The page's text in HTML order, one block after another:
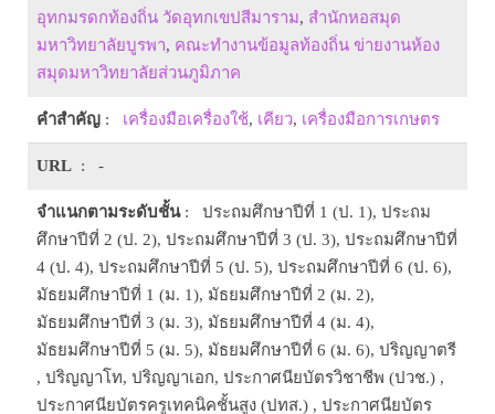
อุทกมรดกท้องถิ่น วัดอุทกเขปสีมาราม, สำนักหอสมุด
มหาวิทยาลัยบูรพา, คณะทำงานข้อมูลท้องถิ่น ข่ายงานห้อง
สมุดมหาวิทยาลัยส่วนภูมิภาค
คำสำคัญ : เครื่องมือเครื่องใช้, เคียว, เครื่องมือการเกษตร
URL : -
จำแนกตามระดับชั้น: ประถมศึกษาปีที่ 1 (ป. 1), ประถม
ศึกษาปีที่ 2 (ป. 2), ประถมศึกษาปีที่ 3 (ป. 3), ประถมศึกษาปีที่
4 (ป. 4), ประถมศึกษาปีที่ 5 (ป. 5), ประถมศึกษาปีที่ 6 (ป. 6),
มัธยมศึกษาปีที่ 1 (ม. 1), มัธยมศึกษาปีที่ 2 (ม. 2),
มัธยมศึกษาปีที่ 3 (ม. 3), มัธยมศึกษาปีที่ 4 (ม. 4),
มัธยมศึกษาปีที่ 5 (ม. 5), มัธยมศึกษาปีที่ 6 (ม. 6), ปริญญาตรี
, ปริญญาโท, ปริญญาเอก, ประกาศนียบัตรวิชาชีพ (ปวช.) ,
ประกาศนียบัตรครูเทคนิคชั้นสูง (ปทส.) , ประกาศนียบัตร